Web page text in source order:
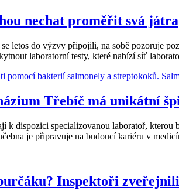
nechat proměřit svá játra
letos do výzvy připojili, na sobě pozoruje
laboratorní testy, které nabízí síť
Třebíč má unikátní
dispozici specializovanou laboratoř,
je připravuje na budoucí kariéru v
Inspektoři